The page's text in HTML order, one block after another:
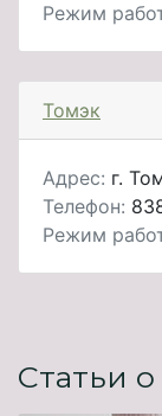
Режим
Томэк
Адрес: г.
Телефон:
Режим
Статьи